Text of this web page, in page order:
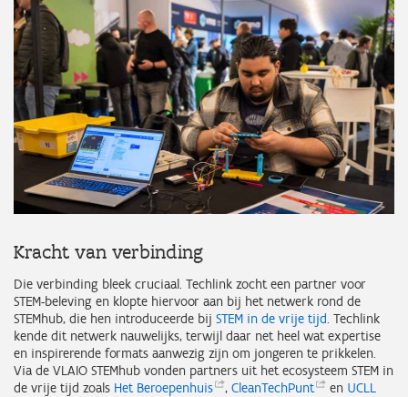
Kracht van verbinding
Die verbinding bleek cruciaal. Techlink zocht een partner voor
STEM-beleving en klopte hiervoor aan bij het netwerk rond de
STEMhub, die hen introduceerde bij STEM in de vrije tijd . Techlink
kende dit netwerk nauwelijks, terwijl daar net heel wat expertise
en inspirerende formats aanwezig zijn om jongeren te prikkelen.
Via de VLAIO STEMhub vonden partners uit het ecosysteem STEM in
de vrije tijd zoals Het Beroepenhuis , CleanTechPunt en UCLL